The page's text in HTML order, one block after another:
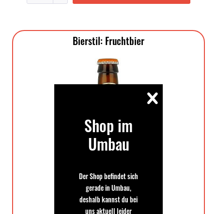
Bierstil: Fruchtbier
Shop im
Umbau
Der Shop befindet sich
gerade in Umbau,
deshalb kannst du bei
uns aktuell leider